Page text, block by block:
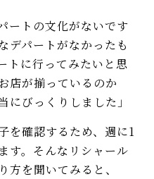
ートの文化がないです
デパートがなかったも
トに行ってみたいと思
店が揃っているのか
にびっくりしました」
を確認するため、週に1
す。そんなリシャール
方を聞いてみると、